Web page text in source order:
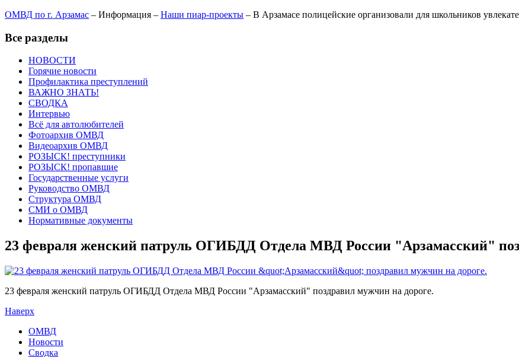
ОМВД по г. Арзамас – Информация – Наши пиар-проекты – В Арзамасе полицейские организовали для школьников
Все разделы
НОВОСТИ
Горячие новости
Профилактика преступлений
ВАЖНО ЗНАТЬ!
СВОДКА
Интервью
Всё для автолюбителей
Фотоархив ОМВД
Видеоархив ОМВД
РОЗЫСК! преступники
РОЗЫСК! пропавшие
Государственные услуги
Руководство ОМВД
Структура ОМВД
СМИ о ОМВД
Нормативные документы
23 февраля женский патруль ОГИБДД Отдела МВД России "Арзамасский"
23 февраля женский патруль ОГИБДД Отдела МВД России "Арзамасский" поздравил мужчин на дороге.
Наверх
ОМВД
Новости
Сводка